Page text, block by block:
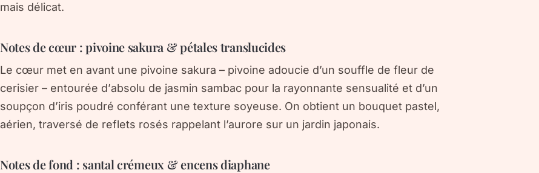
mais délicat.
Notes de cœur : pivoine sakura & pétales translucides
Le cœur met en avant une pivoine sakura – pivoine adoucie d’un souffle de fleur de
cerisier – entourée d’absolu de jasmin sambac pour la rayonnante sensualité et d’un
soupçon d’iris poudré conférant une texture soyeuse. On obtient un bouquet pastel,
aérien, traversé de reflets rosés rappelant l’aurore sur un jardin japonais.
Notes de fond : santal crémeux & encens diaphane